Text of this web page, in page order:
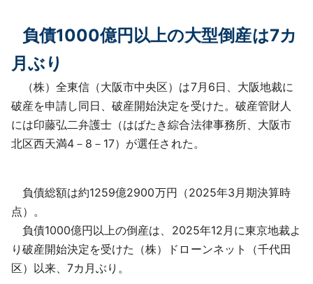
負債1000億円以上の大型倒産は7カ
月ぶり
（株）全東信（大阪市中央区）は7月6日、大阪地裁に
破産を申請し同日、破産開始決定を受けた。破産管財人
には印藤弘二弁護士（はばたき綜合法律事務所、大阪市
北区西天満4－8－17）が選任された。
負債総額は約1259億2900万円（2025年3月期決算時
点）。
負債1000億円以上の倒産は、2025年12月に東京地裁よ
り破産開始決定を受けた（株）ドローンネット（千代田
区）以来、7カ月ぶり。